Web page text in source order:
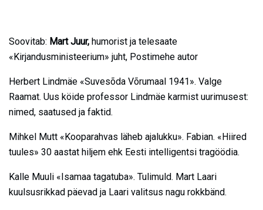
Soovitab: Mart Juur, humorist ja telesaate
«Kirjandusministeerium» juht, Postimehe autor
Herbert Lindmäe «Suvesõda Võrumaal 1941». Valge
Raamat. Uus köide professor Lindmäe karmist uurimusest:
nimed, saatused ja faktid.
Mihkel Mutt «Kooparahvas läheb ajalukku». Fabian. «Hiired
tuules» 30 aastat hiljem ehk Eesti intelligentsi tragöödia.
Kalle Muuli «Isamaa tagatuba». Tulimuld. Mart Laari
kuulsusrikkad päevad ja Laari valitsus nagu rokk­bänd.